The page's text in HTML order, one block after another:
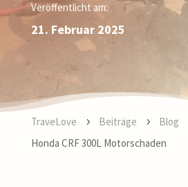
Veröffentlicht am:
21. Februar 2025
TraveLove 5 Beiträge 5 Blog
Honda CRF 300L Motorschaden